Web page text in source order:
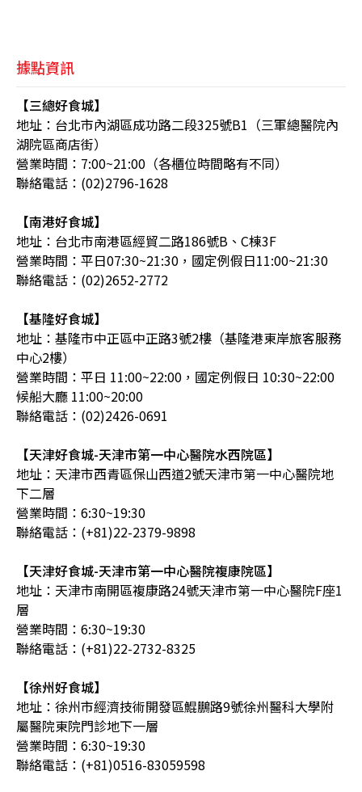
據點資訊
【三總好食城】
地址：台北市內湖區成功路二段325號B1（三軍總醫院內
湖院區商店街）
營業時間：7:00~21:00（各櫃位時間略有不同）
聯絡電話：(02)2796-1628
【南港好食城】
地址：台北市南港區經貿二路186號B、C棟3F
營業時間：平日07:30~21:30，國定例假日11:00~21:30
聯絡電話：(02)2652-2772
【基隆好食城】
地址：基隆市中正區中正路3號2樓（基隆港東岸旅客服務
中心2樓）
營業時間：平日 11:00~22:00，國定例假日 10:30~22:00
候船大廳 11:00~20:00
聯絡電話：(02)2426-0691
【天津好食城-天津市第一中心醫院水西院區】
地址：天津市西青區保山西道2號天津市第一中心醫院地
下二層
營業時間：6:30~19:30
聯絡電話：(+81)22-2379-9898
【天津好食城-天津市第一中心醫院複康院區】
地址：天津市南開區複康路24號天津市第一中心醫院F座1
層
營業時間：6:30~19:30
聯絡電話：(+81)22-2732-8325
【徐州好食城】
地址：徐州市經濟技術開發區鯤鵬路9號徐州醫科大學附
屬醫院東院門診地下一層
營業時間：6:30~19:30
聯絡電話：(+81)0516-83059598